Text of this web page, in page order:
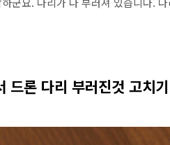
드론 다리 부러진것 고치기